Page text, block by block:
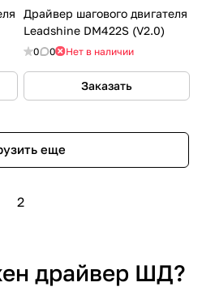
Драйвер шагового двигателя
Leadshine DM422S (V2.0)
0 0 Нет в наличии
Заказать
еще
2
драйвер ШД?